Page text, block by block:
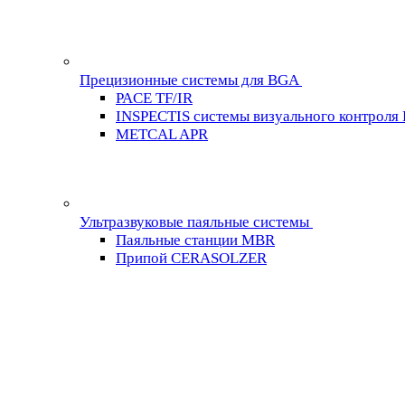
Прецизионные системы для BGA
PACE TF/IR
INSPECTIS системы визуального контроля
METCAL APR
Ультразвуковые паяльные системы
Паяльные станции MBR
Припой CERASOLZER